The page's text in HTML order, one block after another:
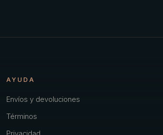
AYUDA
Envíos y devoluciones
Términos